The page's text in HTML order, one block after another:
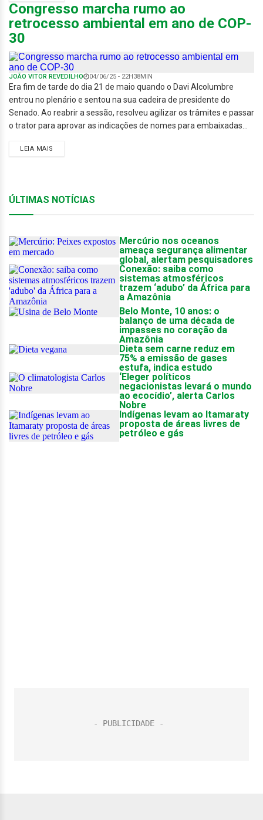
Congresso marcha rumo ao
retrocesso ambiental em ano de COP-
30
JOÃO VITOR REVEDILHO 04/06/25 - 22H38MIN
Era fim de tarde do dia 21 de maio quando o Davi Alcolumbre
entrou no plenário e sentou na sua cadeira de presidente do
Senado. Ao reabrir a sessão, resolveu agilizar os trâmites e passar
o trator para aprovar as indicações de nomes para embaixadas...
LEIA MAIS